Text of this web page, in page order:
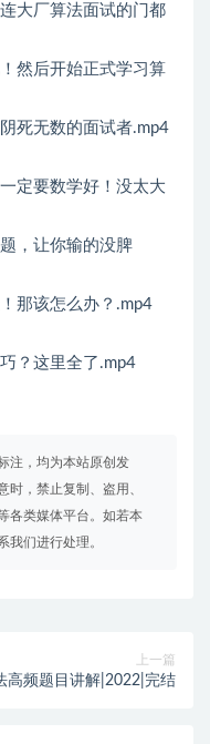
大厂算法面试的门都
然后开始正式学习算
死无数的面试者.mp4
定要数学好！没太大
，让你输的没脾
那该怎么办？.mp4
？这里全了.mp4
注，均为本站原创发
时，禁止复制、盗用、
各类媒体平台。如若本
我们进行处理。
上一篇
高频题目讲解|2022|完结